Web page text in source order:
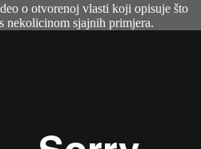
o otvorenoj vlasti koji opisuje što
nekolicinom sjajnih primjera.